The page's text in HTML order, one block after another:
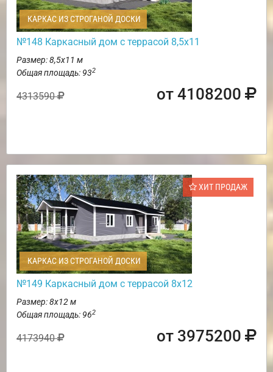
КАРКАС ИЗ СТРОГАНОЙ ДОСКИ
№148 Каркасный дом с террасой 8,5х11
Размер: 8,5х11 м
Общая площадь: 932
4313590 от 4108200
ХИТ ПРОДАЖ
КАРКАС ИЗ СТРОГАНОЙ ДОСКИ
№149 Каркасный дом с террасой 8х12
Размер: 8х12 м
Общая площадь: 962
4173940 от 3975200